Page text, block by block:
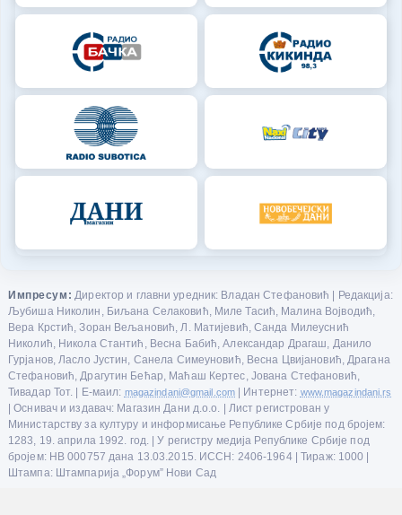
Импресум: Директор и главни уредник: Владан Стефановић | Редакција:
Љубиша Николин, Биљана Селаковић, Миле Тасић, Малина Војводић,
Вера Крстић, Зоран Вељановић, Л. Матијевић, Санда Милеуснић
Николић, Никола Стантић, Весна Бабић, Александар Драгаш, Данило
Гурјанов, Ласло Јустин, Санела Симеуновић, Весна Цвијановић, Драгана
Стефановић, Драгутин Бећар, Маћаш Кертес, Јована Стефановић,
Тивадар Тот. | Е-маил: magazindani@gmail.com | Интернет: www.magazindani.rs
| Оснивач и издавач: Магазин Дани д.о.о. | Лист регистрован у
Министарству за културу и информисање Републике Србије под бројем:
1283, 19. априла 1992. год. | У регистру медија Републике Србије под
бројем: НВ 000757 дана 13.03.2015. ИССН: 2406-1964 | Тираж: 1000 |
Штампа: Штампарија „Форум” Нови Сад